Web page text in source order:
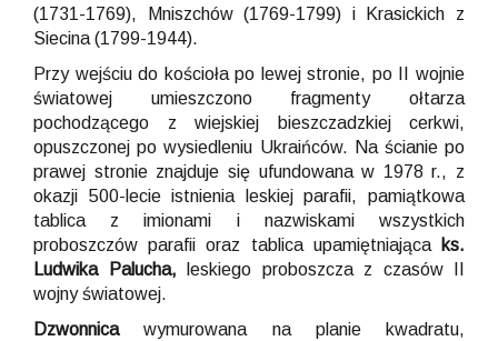
(1731-1769), Mniszchów (1769-1799) i Krasickich z
Siecina (1799-1944).
Przy wejściu do kościoła po lewej stronie, po II wojnie
światowej umieszczono fragmenty ołtarza
pochodzącego z wiejskiej bieszczadzkiej cerkwi,
opuszczonej po wysiedleniu Ukraińców. Na ścianie po
prawej stronie znajduje się ufundowana w 1978 r., z
okazji 500-lecie istnienia leskiej parafii, pamiątkowa
tablica z imionami i nazwiskami wszystkich
proboszczów parafii oraz tablica upamiętniająca
ks.
Ludwika Palucha, leskiego proboszcza z czasów II
wojny światowej.
Dzwonnicawymurowana na planie kwadratu,